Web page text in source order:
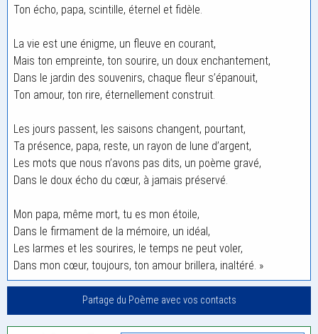
Ton écho, papa, scintille, éternel et fidèle.
La vie est une énigme, un fleuve en courant,
Mais ton empreinte, ton sourire, un doux enchantement,
Dans le jardin des souvenirs, chaque fleur s’épanouit,
Ton amour, ton rire, éternellement construit.
Les jours passent, les saisons changent, pourtant,
Ta présence, papa, reste, un rayon de lune d’argent,
Les mots que nous n’avons pas dits, un poème gravé,
Dans le doux écho du cœur, à jamais préservé.
Mon papa, même mort, tu es mon étoile,
Dans le firmament de la mémoire, un idéal,
Les larmes et les sourires, le temps ne peut voler,
Dans mon cœur, toujours, ton amour brillera, inaltéré. »
Partage du Poème avec vos contacts